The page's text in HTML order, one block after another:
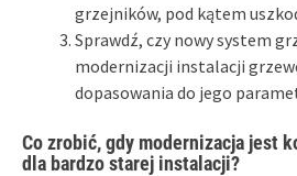
grzejników, pod kątem
Sprawdź, czy nowy system
modernizacji instalacji
dopasowania do jego
Co zrobić, gdy modernizacja jest
dla bardzo starej instalacji?